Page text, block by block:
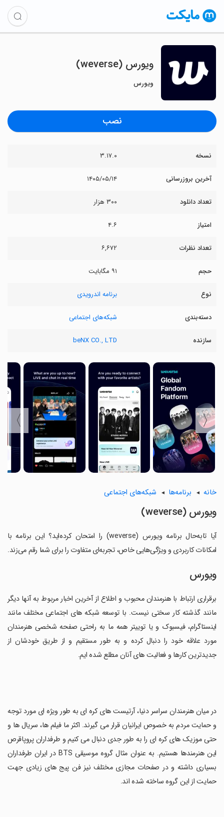
ویورس (weverse)
ویورس
نصب
نسخه ۳.۱۷.۰
آخرین بروزرسانی ۱۴۰۵/۰۵/۱۴
تعداد دانلود ۳۰۰ هزار
امتیاز ۴.۶
تعداد نظرات ۶,۶۷۲
حجم ۹۱ مگابایت
نوع برنامه اندرویدی
دسته‌بندی شبکه‌های اجتماعی
سازنده beNX CO., LTD
〈
〉
خانه برنامه‌ها شبکه‌های اجتماعی
ویورس (weverse)
آیا تابه‌حال برنامه ویورس (weverse) را امتحان کرده‌اید؟ این برنامه با
امکانات کاربردی و ویژگی‌هایی خاص، تجربه‌ای متفاوت را برای شما رقم می‌زند.
ویورس
برقراری ارتباط با هنرمندان محبوب و اطلاع از آخرین اخبار مربوط به آنها دیگر
مانند گذشته کار سختی نیست. با توسعه شبکه های اجتماعی مختلف مانند
اینستاگرام، فیسبوک و یا توییتر همه ما به راحتی صفحه شخصی هنرمندان
مورد علاقه خود را دنبال کرده و به طور مستقیم و از طریق خودشان از
جدیدترین کارها و فعالیت های آنان مطلع شده ایم.
در میان هنرمندان سراسر دنیا، آرتیست های کره ای به طور ویژه ای مورد توجه
و حمایت مردم به خصوص ایرانیان قرار می گیرند. اکثر ما فیلم ها، سریال ها و
حتی موزیک های کره ای را به طور جدی دنبال می کنیم و طرفداران پروپاقرص
این هنرمندها هستیم. به عنوان مثال گروه موسیقی BTS در ایران طرفداران
بسیاری داشته و در صفحات مجازی مختلف نیز فن پیج های زیادی جهت
حمایت از این گروه ساخته شده اند.